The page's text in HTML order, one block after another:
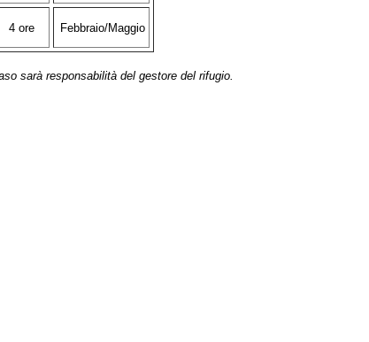
4 ore Febbraio/Maggio
sarà responsabilità del gestore del rifugio.